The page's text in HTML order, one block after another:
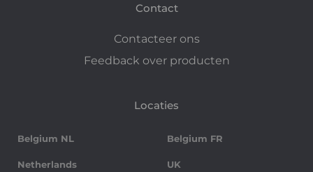
Contact
Contacteer ons
Feedback over producten
Locaties
Belgium NL Belgium FR
Netherlands UK